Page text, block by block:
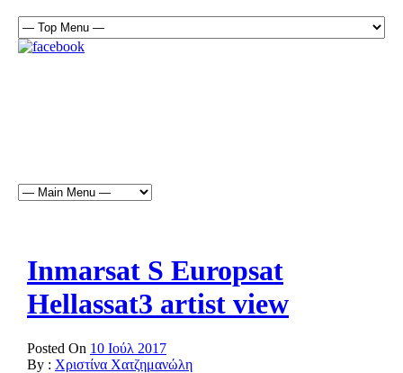
Inmarsat S Europsat
Hellassat3 artist view
Posted On 10 Ιούλ 2017
By : Χριστίνα Χατζημανώλη